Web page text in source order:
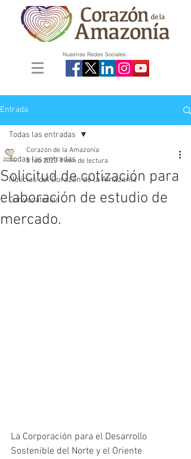
Nuestras Redes Sociales
Entrada
Todas las entradas
Noticias del Corazón de la Amazonía
Convocatorias
Todas las entradas
Solicitud de cotización para
elaboración de estudio de
mercado.
Corazón de la Amazonía
8 feb 2023 1 min de lectura
La Corporación para el Desarrollo
Sostenible del Norte y el Oriente